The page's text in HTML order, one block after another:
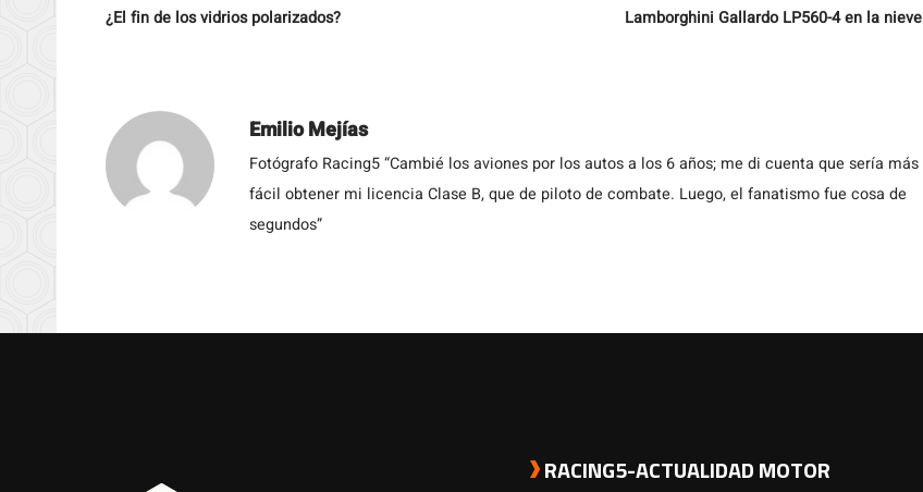
¿El fin de los vidrios polarizados? Lamborghini Gallardo LP560-4 en la nieve
Emilio Mejías
Fotógrafo Racing5 “Cambié los aviones por los autos a los 6 años; me di cuenta que sería más
fácil obtener mi licencia Clase B, que de piloto de combate. Luego, el fanatismo fue cosa de
segundos”
RACING5-ACTUALIDAD MOTOR